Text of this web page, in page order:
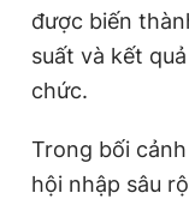
Đọc Thanh Niên
được biến
suất và kết
chức.
Trong bối
hội nhập sâu